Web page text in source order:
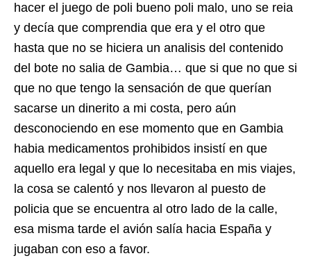
hacer el juego de poli bueno poli malo, uno se reia
y decía que comprendia que era y el otro que
hasta que no se hiciera un analisis del contenido
del bote no salia de Gambia… que si que no que si
que no que tengo la sensación de que querían
sacarse un dinerito a mi costa, pero aún
desconociendo en ese momento que en Gambia
habia medicamentos prohibidos insistí en que
aquello era legal y que lo necesitaba en mis viajes,
la cosa se calentó y nos llevaron al puesto de
policia que se encuentra al otro lado de la calle,
esa misma tarde el avión salía hacia España y
jugaban con eso a favor.